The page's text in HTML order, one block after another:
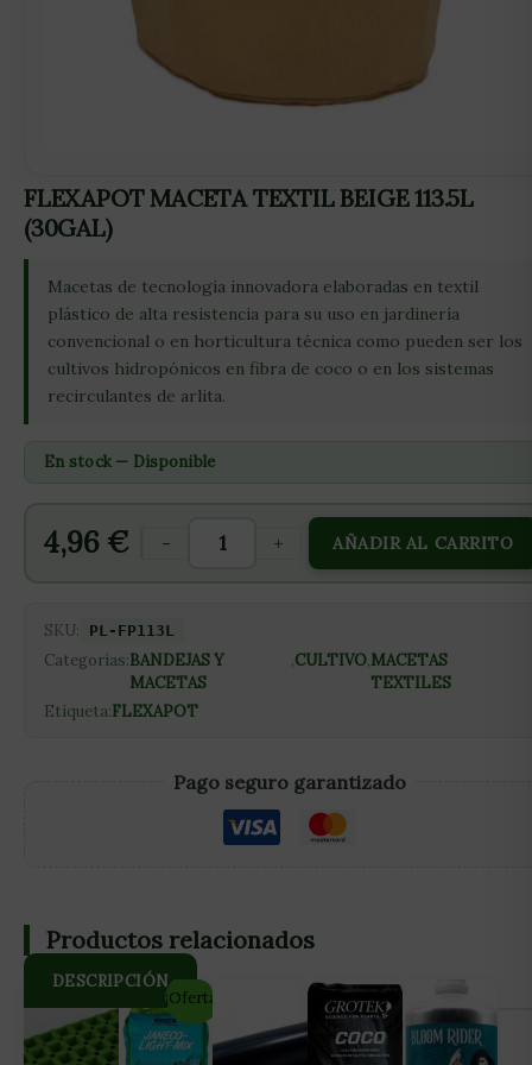
FLEXAPOT MACETA TEXTIL BEIGE 113.5L
(30GAL)
Macetas de tecnología innovadora elaboradas en textil
plástico de alta resistencia para su uso en jardinería
convencional o en horticultura técnica como pueden ser los
cultivos hidropónicos en fibra de coco o en los sistemas
recirculantes de arlita.
En stock — Disponible
4,96 € - + AÑADIR AL CARRITO
SKU: PL-FP113L
Categorías:BANDEJAS Y
MACETAS
,CULTIVO,MACETAS
TEXTILES
Etiqueta:FLEXAPOT
Pago seguro garantizado
DESCRIPCIÓN
Macetas de tecnología innovadora elaboradas en textil
Productos relacionados
¡Oferta!